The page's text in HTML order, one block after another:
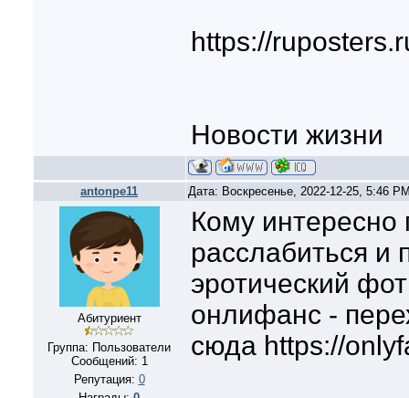
https://
Новости жизни
antonpe11 Дата: Воскресенье, 2022-12-25, 5:46
Абитуриент
Группа: Пользователи
Сообщений: 1
Репутация: 0
Кому интересно
расслабиться и
эротический
онлифанс -
сюда https://